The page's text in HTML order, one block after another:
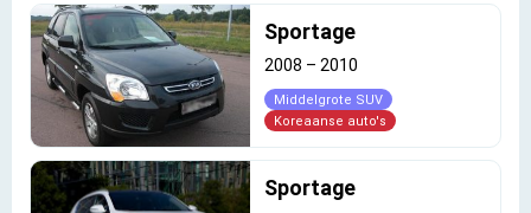
Sportage
2008 – 2010
Middelgrote SUV
Koreaanse auto's
Sportage